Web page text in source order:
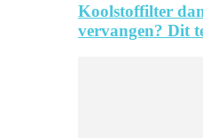
Koolstoffilter
vervangen? Dit